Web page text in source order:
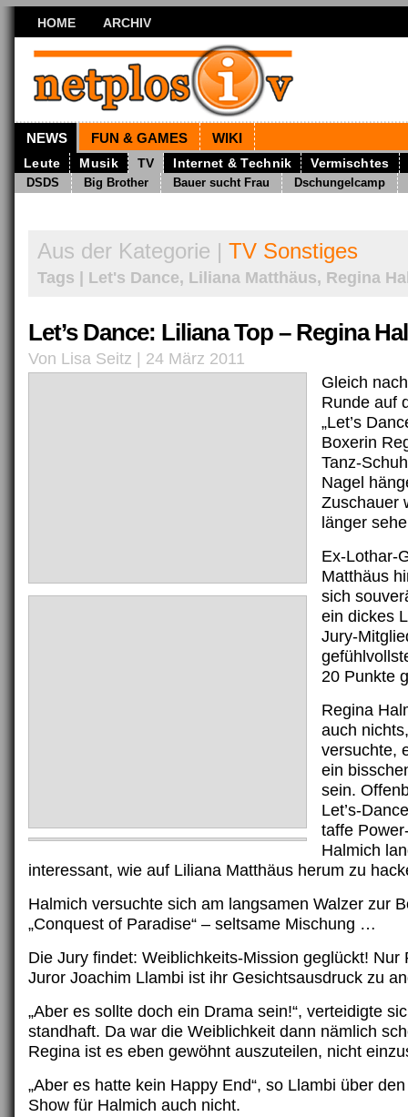
HOME ARCHIV
NEWS FUN & GAMES WIKI
Leute Musik TV Internet & Technik Vermischtes
DSDS Big Brother Bauer sucht Frau Dschungelcamp
Aus der Kategorie | TV Sonstiges
Tags | Let's Dance, Liliana Matthäus, Regina
Let’s Dance: Liliana Top – Regina
Von Lisa Seitz | 24 März 2011
Gleich
Runde auf
„Let’s
Boxerin
Tanz-
Nagel
Zuschauer
länger
Ex-Lothar-
Matthäus
sich
ein dickes
Jury-
20 Punkte
Regina
auch
versuchte,
ein
sein.
Let’s-
taffe
Halmich
interessant, wie auf Liliana Matthäus herum zu
Halmich versuchte sich am langsamen Walzer zur
„Conquest of Paradise“ – seltsame Mischung …
Die Jury findet: Weiblichkeits-Mission geglückt! Nur
Juror Joachim Llambi ist ihr Gesichtsausdruck zu
„Aber es sollte doch ein Drama sein!“, verteidigte
standhaft. Da war die Weiblichkeit dann nämlich
Regina ist es eben gewöhnt auszuteilen, nicht
„Aber es hatte kein Happy End“, so Llambi über
Show für Halmich auch nicht.